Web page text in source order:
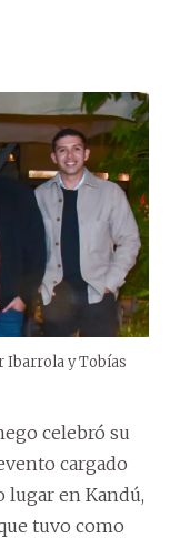
Ibarrola y Tobías
celebró su
cargado
lugar en Kandú,
tuvo como